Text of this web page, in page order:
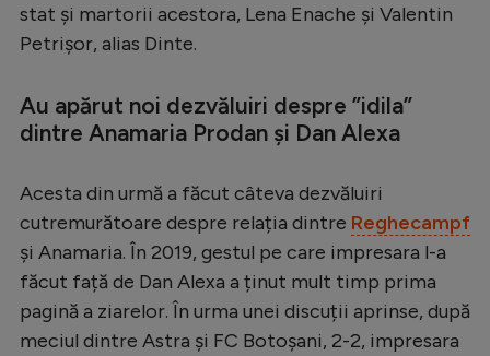
EURO 2024
Clasamente
Tenis
Handbal
Natație
Formula 1
stat și martorii acestora, Lena Enache și Valentin
Petrișor, alias Dinte.
Au apărut noi dezvăluiri despre ”idila”
dintre Anamaria Prodan și Dan Alexa
Acesta din urmă a făcut câteva dezvăluiri
cutremurătoare despre relația dintre Reghecampf
și Anamaria. În 2019, gestul pe care impresara l-a
făcut față de Dan Alexa a ținut mult timp prima
pagină a ziarelor. În urma unei discuții aprinse, după
meciul dintre Astra și FC Botoșani, 2-2, impresara